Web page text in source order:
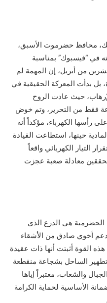
محافظ حضرموت الأسبق،
“فيسبوك” بمناسبة
من أبريل، إن المهمة لم
بل بدأت المعركة الحقيقية في
حيث عادت الروح
الحكومية خلال 48 ساعة فقط من التحرير، وتم خوض
رأسها الكهرباء، مؤكداً أنه
حينها، استطاعت القيادة
التيار الكهربائي واقعاً
معادلة صعبة عجزت
الحضرمية هي الدرع الذي
أخوي صادق من الأشقاء
القوة أثبتت أنها ذات عقيدة
الساحل بشجاعة منقطعة
والشعاب، معتبراً إياها
الأساسية لحماية الكرامة